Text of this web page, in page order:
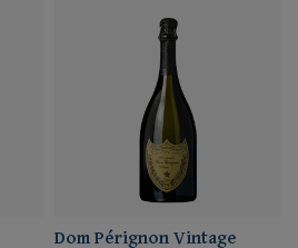
Dom Pérignon Vintage